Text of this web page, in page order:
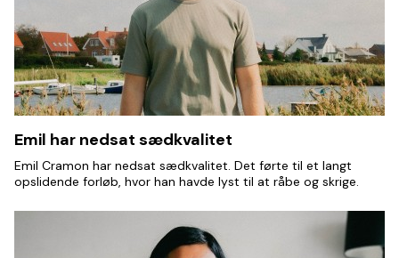
Emil har nedsat sædkvalitet
Emil Cramon har nedsat sædkvalitet. Det førte til et langt
opslidende forløb, hvor han havde lyst til at råbe og skrige.